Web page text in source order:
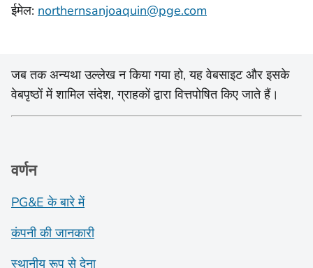
ईमेल: northernsanjoaquin@pge.com
जब तक अन्यथा उल्लेख न किया गया हो, यह वेबसाइट और इसके
वेबपृष्ठों में शामिल संदेश, ग्राहकों द्वारा वित्तपोषित किए जाते हैं।
वर्णन
PG&E के बारे में
कंपनी की जानकारी
स्थानीय रूप से देना